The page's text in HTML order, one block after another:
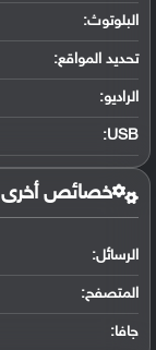
البلوتوث:
تحديد المواقع:
الراديو:
USB
:
خصائص أخرى
الرسائل:
المتصفح:
جافا: